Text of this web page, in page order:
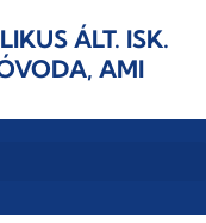
ÁLT. ISK.
AMI